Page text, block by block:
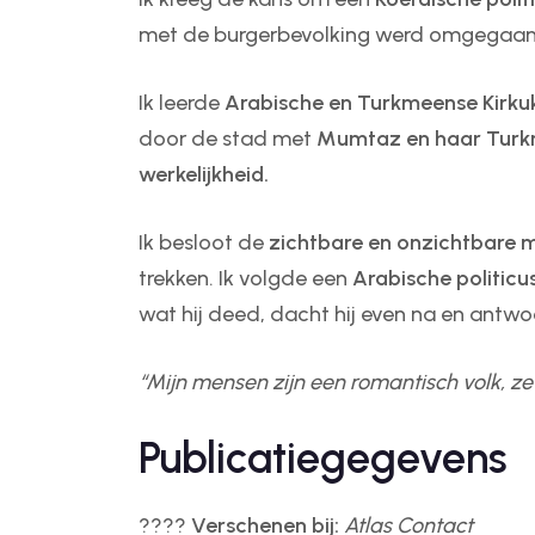
met de burgerbevolking werd
Ik leerde Arabische en Turkmeense
door de stad met Mumtaz en haar
werkelijkheid.
Ik besloot de zichtbare en onzichtbare
trekken. Ik volgde een Arabische
wat hij deed, dacht hij even na en
“Mijn mensen zijn een romantisch volk,
Publicatiegegevens
???? Verschenen bij: Atlas Contact